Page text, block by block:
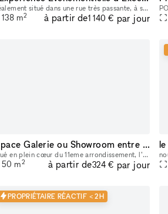
Idéalement situé dans une rue très passante, à seulement une minute du métro, cet espace offre un emplacement stratégique au cœur d’un quartier dynamique et recherché. La boutique de 90 m² bénéficie
138 m2 à partir de1 140 € par jour
Espace Galerie ou Showroom entre Bastille et République
Situé en plein cœur du 11eme arrondissement, l’espace se trouve dans le quartier saint Ambroise à la lisière du marais (boulevard Beaumarchais) et du quartier Rue saint Maur (espace des lumières et s
50 m2 à partir de324 € par jour
PROPRIÉTAIRE RÉACTIF < 2H